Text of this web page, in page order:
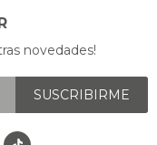
novedades!
SUSCRIBIRME